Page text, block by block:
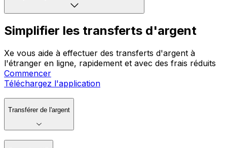
Simplifier les transferts d'argent
Xe vous aide à effectuer des transferts d'argent à
l'étranger en ligne, rapidement et avec des frais réduits
Commencer
Téléchargez l'application
Transférer de l'argent